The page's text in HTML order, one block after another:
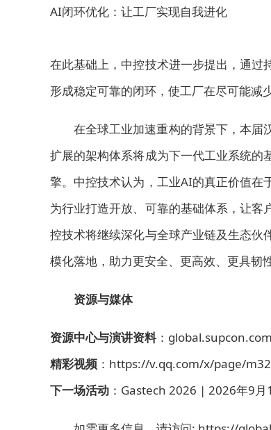
AI闭环优化：让工厂实现自我进化
在此基础上，中控技术进一步提出，通过
形成稳定可靠的闭环，使工厂在尽可能减
在全球工业加速重构的背景下，本届
扩展的架构体系将成为下一代工业系统的
擎。中控技术认为，工业AI的真正价值在
为行业打造开放、可靠的基础体系，让
控技术将继续深化与全球产业链及生态
模化落地，助力更安全、更高效、更具韧
资源与媒体
资源中心与演讲资料：
精彩视频 ： https://v.qq.com/x/page/
下一场活动 ：Gastech 2026 | 2026年9